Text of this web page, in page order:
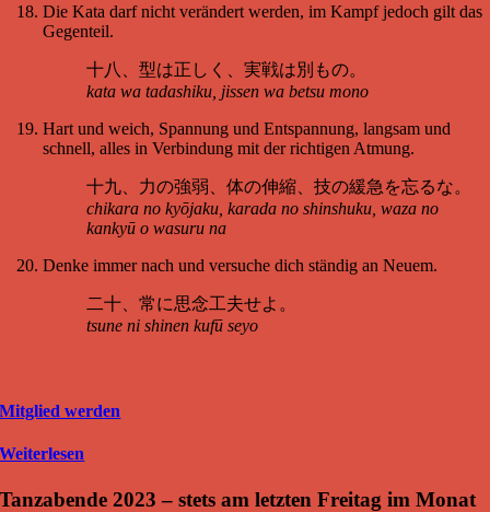
Die Kata darf nicht verändert werden, im Kampf jedoch gilt das
Gegenteil.
十八、型は正しく、実戦は別もの。
kata wa tadashiku, jissen wa betsu mono
Hart und weich, Spannung und Entspannung, langsam und
schnell, alles in Verbindung mit der richtigen Atmung.
十九、力の強弱、体の伸縮、技の緩急を忘るな。
chikara no kyōjaku, karada no shinshuku, waza no
kankyū o wasuru na
Denke immer nach und versuche dich ständig an Neuem.
二十、常に思念工夫せよ。
tsune ni shinen kufū seyo
Mitglied werden
Weiterlesen
Tanzabende 2023 – stets am letzten Freitag im Monat